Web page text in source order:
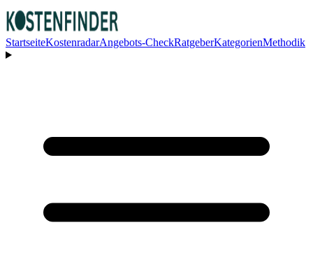
StartseiteKostenradarAngebots-CheckRatgeberKategorienMethodik